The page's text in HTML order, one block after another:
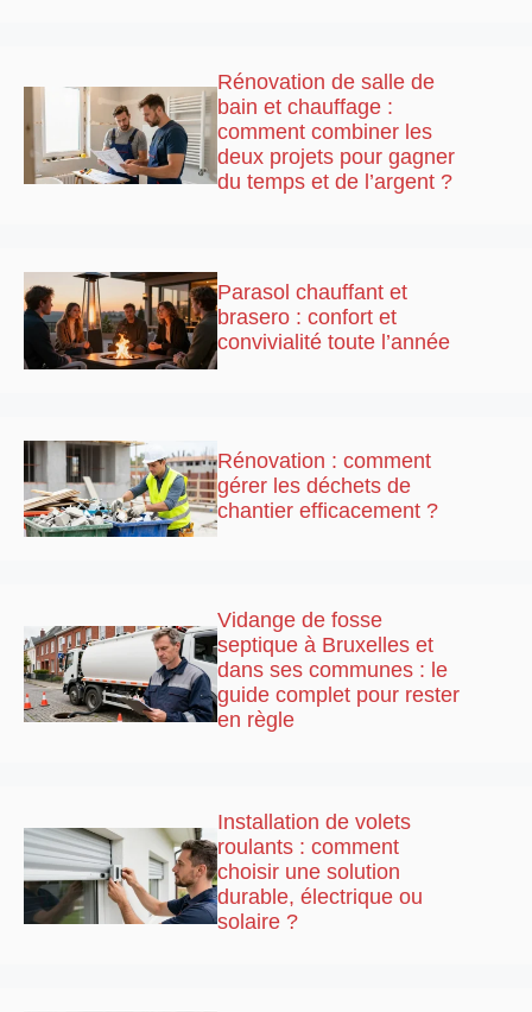
Rénovation de salle de
bain et chauffage :
comment combiner les
deux projets pour gagner
du temps et de l’argent ?
Parasol chauffant et
brasero : confort et
convivialité toute l’année
Rénovation : comment
gérer les déchets de
chantier efficacement ?
Vidange de fosse
septique à Bruxelles et
dans ses communes : le
guide complet pour rester
en règle
Installation de volets
roulants : comment
choisir une solution
durable, électrique ou
solaire ?